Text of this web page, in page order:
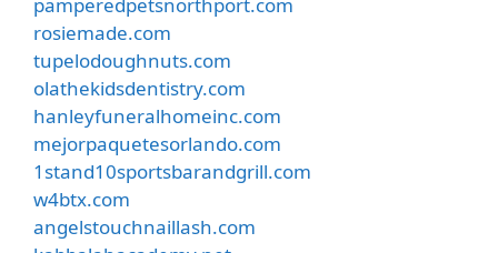
rosiemade.com
tupelodoughnuts.com
olathekidsdentistry.com
hanleyfuneralhomeinc.com
mejorpaquetesorlando.com
1stand10sportsbarandgrill.com
w4btx.com
angelstouchnaillash.com